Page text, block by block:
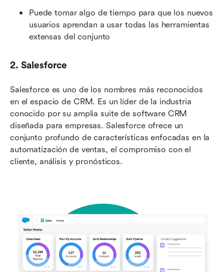
Puede tomar algo de tiempo para que los nuevos
usuarios aprendan a usar todas las herramientas
extensas del conjunto
2. Salesforce
Salesforce es uno de los nombres más reconocidos
en el espacio de CRM. Es un líder de la industria
conocido por su amplia suite de software CRM
diseñada para empresas. Salesforce ofrece un
conjunto profundo de características enfocadas en la
automatización de ventas, el compromiso con el
cliente, análisis y pronósticos.